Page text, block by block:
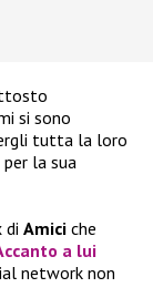
si sono
tutta la loro
la sua
di Amici che
a lui
network non